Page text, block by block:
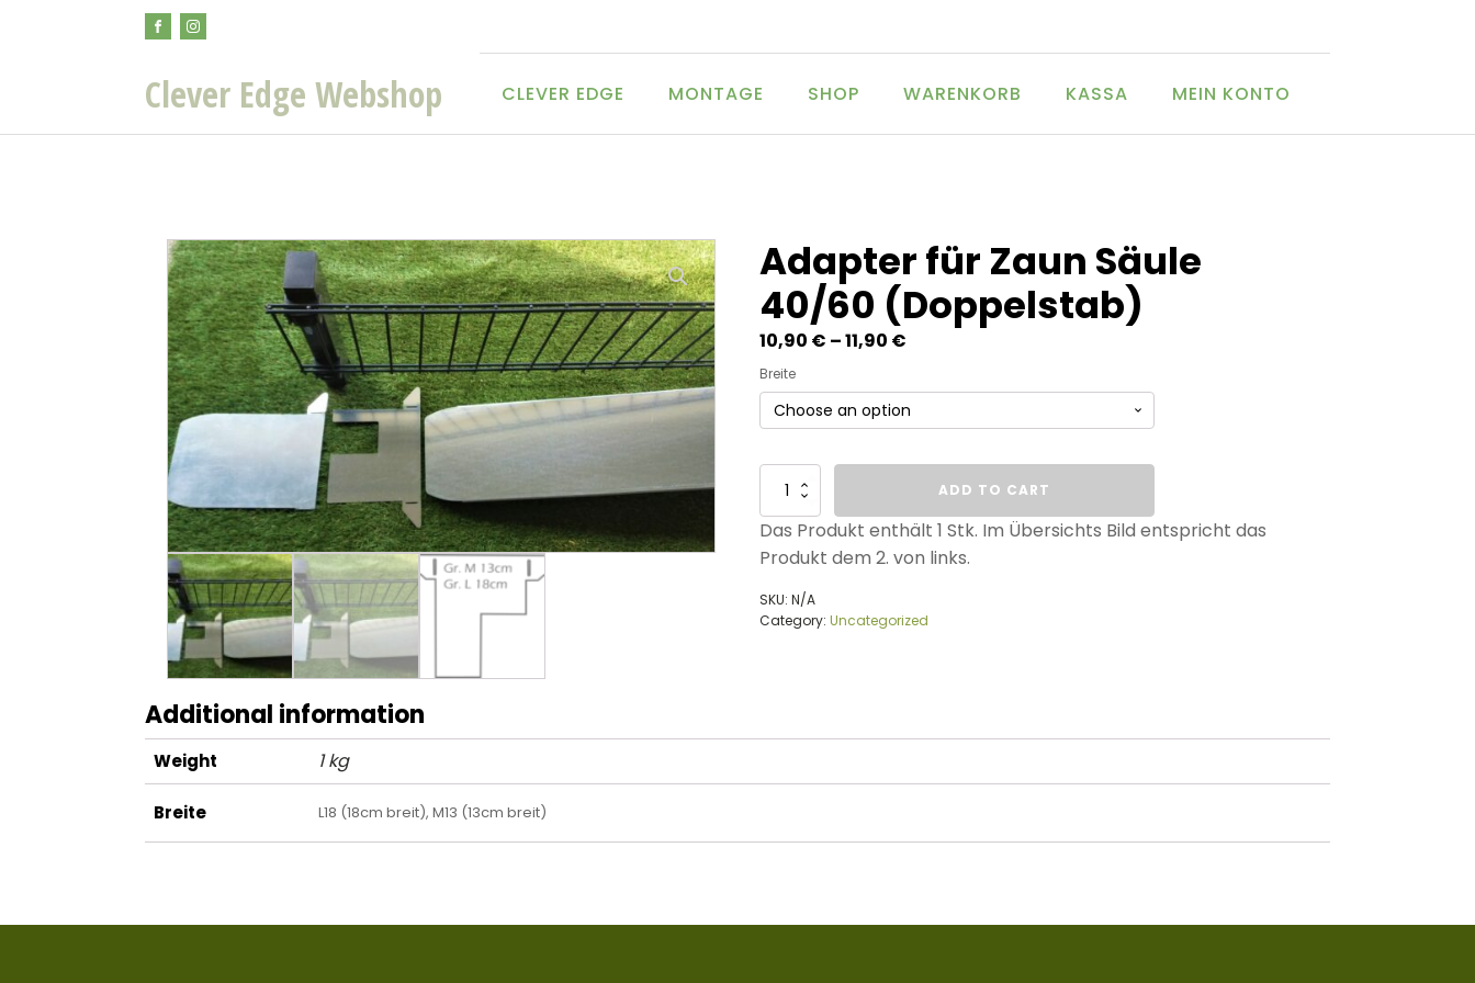
Clever Edge Webshop CLEVER EDGE MONTAGE SHOP WARENKORB KASSA MEIN KONTO
Adapter für Zaun Säule
40/60 (Doppelstab)
10,90 € –11,90 €
Breite
Adapter
Zaun
40/60
(Doppelstab)
quantity
ADD TO CART
Das Produkt enthält 1 Stk. Im Übersichts Bild entspricht das
Produkt dem 2. von links.
SKU: N/A
Category: Uncategorized
Additional information
Weight 1 kg
Breite L18 (18cm breit), M13 (13cm breit)